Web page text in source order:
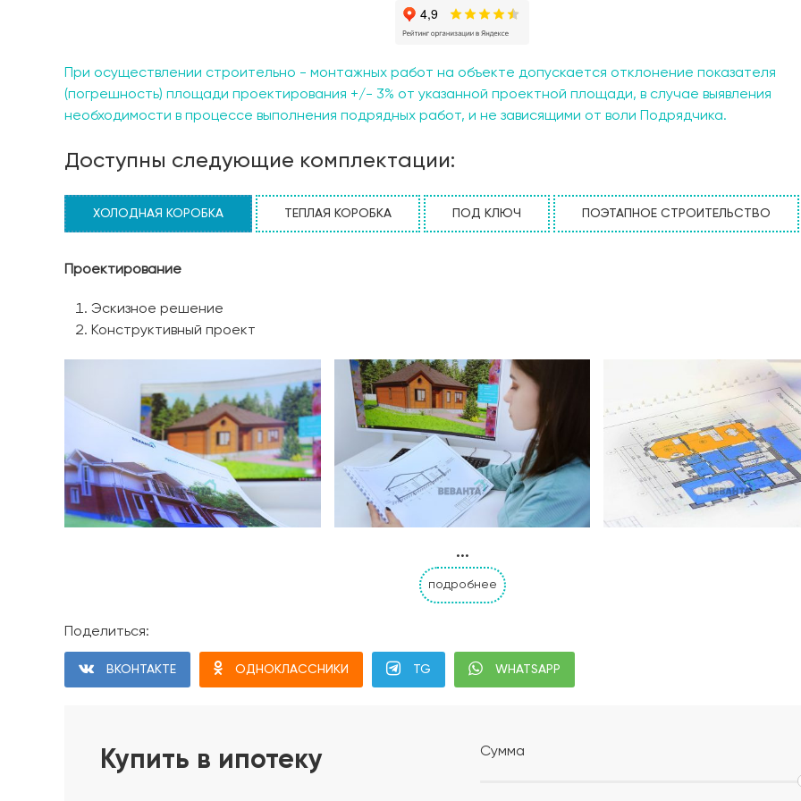
отапливаемую веранду S=15,2 м2, оборудованную рабочей зоной кухни. Здесь же предусмотрено место
площадь 35,4 м2 и является прекрасным местом для совместного отдыха на свежем воздухе. Поднявшись
второй этаж, мы попадаем в небольшой, но комфортный коридор, который связывает между собой три
туалет и ванную комнату. Каждое жилое помещение занимает достаточную площадь, отлично
При осуществлении строительно - монтажных работ на объекте допускается отклонение показателя
(погрешность) площади проектирования +/- 3% от указанной проектной площади, в случае выявления
необходимости в процессе выполнения подрядных работ, и не зависящими от воли Подрядчика.
Доступны следующие комплектации:
ХОЛОДНАЯ КОРОБКА ТЕПЛАЯ КОРОБКА ПОД КЛЮЧ ПОЭТАПНОЕ СТРОИТЕЛЬСТВО
Проектирование
Эскизное решение
Конструктивный проект
Фундамент дома
2. Срезка плодородного слоя в пятне застройки;
3. Устройство песчаного основания с послойным уплотнением;
...
подробнее
Поделиться:
ВКОНТАКТЕ ОДНОКЛАССНИКИ TG WHATSAPP
Купить в ипотеку Сумма